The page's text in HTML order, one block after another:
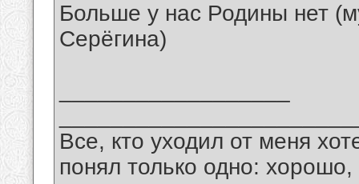
Больше у нас Родины нет
Серёгина)
Все, кто уходил от меня
понял только одно: